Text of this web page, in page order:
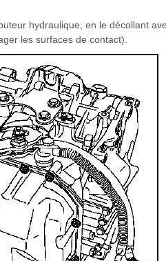
hydraulique, en le décollant
les surfaces de contact).